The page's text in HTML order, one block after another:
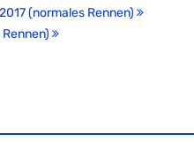
(normales Rennen)